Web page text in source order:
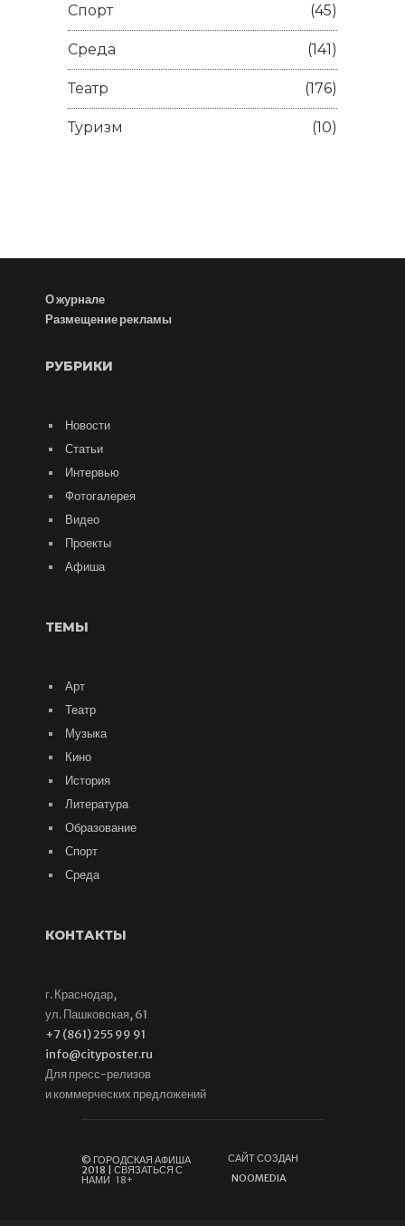
Спорт (45)
Среда (141)
Театр (176)
Туризм (10)
О журнале
Размещение рекламы
РУБРИКИ
Новости
Статьи
Интервью
Фотогалерея
Видео
Проекты
Афиша
ТЕМЫ
Арт
Театр
Музыка
Кино
История
Литература
Образование
Спорт
Среда
КОНТАКТЫ
г. Краснодар,
ул. Пашковская, 61
+7 (861) 255 99 91
info@cityposter.ru
Для пресс-релизов
и коммерческих предложений
© ГОРОДСКАЯ АФИША
2018 | СВЯЗАТЬСЯ С
НАМИ 18+
САЙТ СОЗДАН
NOOMEDIA